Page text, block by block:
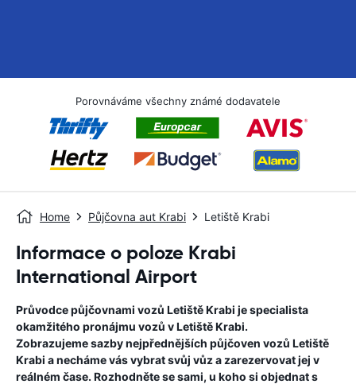
Porovnáváme všechny známé dodavatele
Home Půjčovna aut Krabi Letiště Krabi
Informace o poloze Krabi
International Airport
Průvodce půjčovnami vozů Letiště Krabi je specialista
okamžitého pronájmu vozů vLetiště Krabi.
Zobrazujeme sazby nejpřednějších půjčoven vozů Letiště
Krabi a necháme vás vybrat svůj vůz a zarezervovat jej v
reálném čase. Rozhodněte se sami, u koho si objednat s